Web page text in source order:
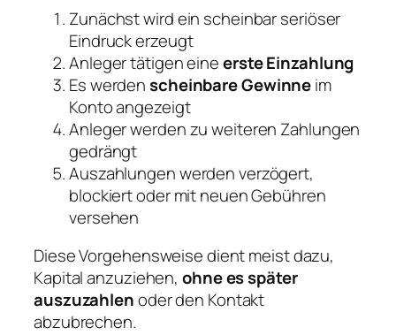
Zunächst wird ein scheinbar seriöser
Eindruck erzeugt
Anleger tätigen eineerste Einzahlung
Es werdenscheinbare Gewinneim
Konto angezeigt
Anleger werden zu weiteren Zahlungen
gedrängt
Auszahlungen werden verzögert,
blockiert oder mit neuen Gebühren
versehen
Diese Vorgehensweise dient meist dazu,
Kapital anzuziehen, ohne es später
auszuzahlenoder den Kontakt
abzubrechen.